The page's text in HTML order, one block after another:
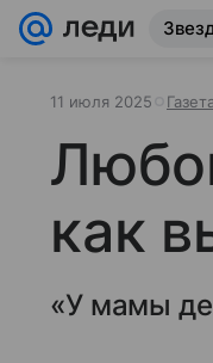
11 июля 2025
как
«У мамы